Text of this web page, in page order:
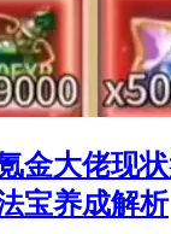
金大佬现
宝养成解析